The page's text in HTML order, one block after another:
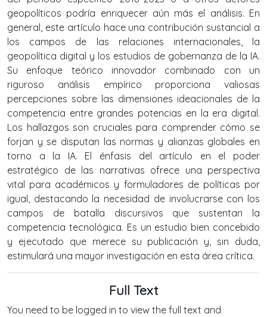
geopolíticos podría enriquecer aún más el análisis. En
general, este artículo hace una contribución sustancial a
los campos de las relaciones internacionales, la
geopolítica digital y los estudios de gobernanza de la IA.
Su enfoque teórico innovador combinado con un
riguroso análisis empírico proporciona valiosas
percepciones sobre las dimensiones ideacionales de la
competencia entre grandes potencias en la era digital.
Los hallazgos son cruciales para comprender cómo se
forjan y se disputan las normas y alianzas globales en
torno a la IA. El énfasis del artículo en el poder
estratégico de las narrativas ofrece una perspectiva
vital para académicos y formuladores de políticas por
igual, destacando la necesidad de involucrarse con los
campos de batalla discursivos que sustentan la
competencia tecnológica. Es un estudio bien concebido
y ejecutado que merece su publicación y, sin duda,
estimulará una mayor investigación en esta área crítica.
Full Text
You need to be logged in to view the full text and